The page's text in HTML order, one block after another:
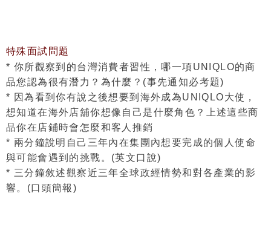
特殊面試問題
* 你所觀察到的台灣消費者習性，哪一項UNIQLO的商
品您認為很有潛力？為什麼？(事先通知必考題)
* 因為看到你有說之後想要到海外成為UNIQLO大使，
想知道在海外店舖你想像自己是什麼角色？上述這些商
品你在店鋪時會怎麼和客人推銷
* 兩分鐘說明自己三年內在集團內想要完成的個人使命
與可能會遇到的挑戰。(英文口說)
* 三分鐘敘述觀察近三年全球政經情勢和對各產業的影
響。(口頭簡報)